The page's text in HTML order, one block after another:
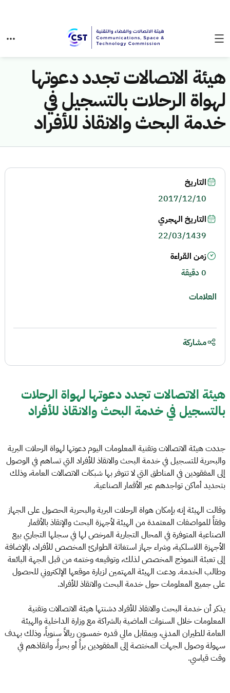
هيئة الاتصالات تجدد دعوتها
لهواة الرحلات بالتسجيل في
خدمة البحث والانقاذ للأفراد
هيئة الاتصالات تجدد دعوتها لهواة الرحلات
بالتسجيل في خدمة البحث والانقاذ للأفراد
جددت هيئة الاتصالات وتقنية المعلومات اليوم دعوتها لهواة الرحلات البرية
والبحرية للتسجيل في خدمة البحث والانقاذ للأفراد التي تساهم في الوصول
إلى المفقودين في المناطق التي لا تتوفر بها شبكات الاتصالات العامة، وذلك
بتحديد أماكن تواجدهم عبر الأقمار الصناعية.
وقالت الهيئة إنه بإمكان هواة الرحلات البرية والبحرية الحصول على الجهاز
وفقاً للمواصفات المعتمدة من الهيئة لأجهزة البحث والإنقاذ بالأقمار
الصناعية المتوفرة في المحال التجارية المرخص لها في سجلها التجاري بيع
الأجهزة اللاسلكية، وشراء جهاز استغاثة الطوارئ المخصص للأفراد، بالإضافة
إلى تعبئة النموذج المخصص لذلك، وتوقيعه وختمه من قبل الجهة البائعة
وطالب الخدمة. ودعت الهيئة المهتمين لزيارة موقعها الإلكتروني للحصول
على جميع المعلومات حول خدمة البحث والانقاذ للأفراد.
يذكر أن خدمة البحث والانقاذ للأفراد دشنتها هيئة الاتصالات وتقنية
المعلومات خلال السنوات الماضية بالشراكة مع وزارة الداخلية والهيئة
العامة للطيران المدني، وبمقابل مالي قدره خمسون ريالاً سنوياً، وذلك بهدف
سهولة وصول الجهات المختصة إلى المفقودين براً أو بحراً، وانقاذهم في
وقت قياسي.
التاريخ
2017/12/10
التاريخ الهجري
22/03/1439
زمن القراءة
0 دقيقة
العلامات
مشاركة